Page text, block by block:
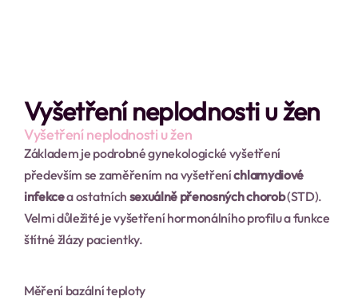
Vyšetření neplodnosti u žen
Vyšetření neplodnosti u žen
Základem je podrobné gynekologické vyšetření
především se zaměřením na vyšetření chlamydiové
infekce a ostatních sexuálně přenosných chorob (STD).
Velmi důležité je vyšetření hormonálního profilu a funkce
štítné žlázy pacientky.
Měření bazální teploty